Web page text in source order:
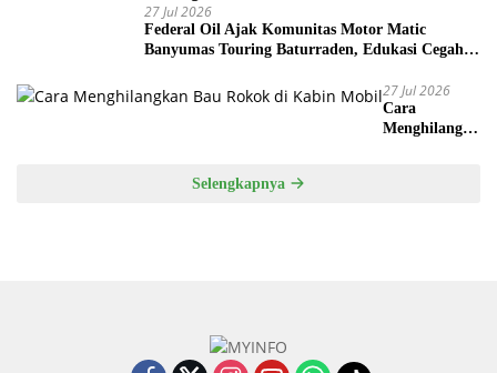
27 Jul 2026
Federal Oil Ajak Komunitas Motor Matic
Banyumas Touring Baturraden, Edukasi Cegah
27 Jul 2026
Cara
Menghilangka
Selengkapnya